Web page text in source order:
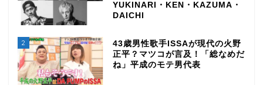
YUKINARI・KEN・KAZUMA・
DAICHI
2
43歳男性歌手ISSAが現代の火野
正平？マツコが言及！「総なめだ
ね」平成のモテ男代表